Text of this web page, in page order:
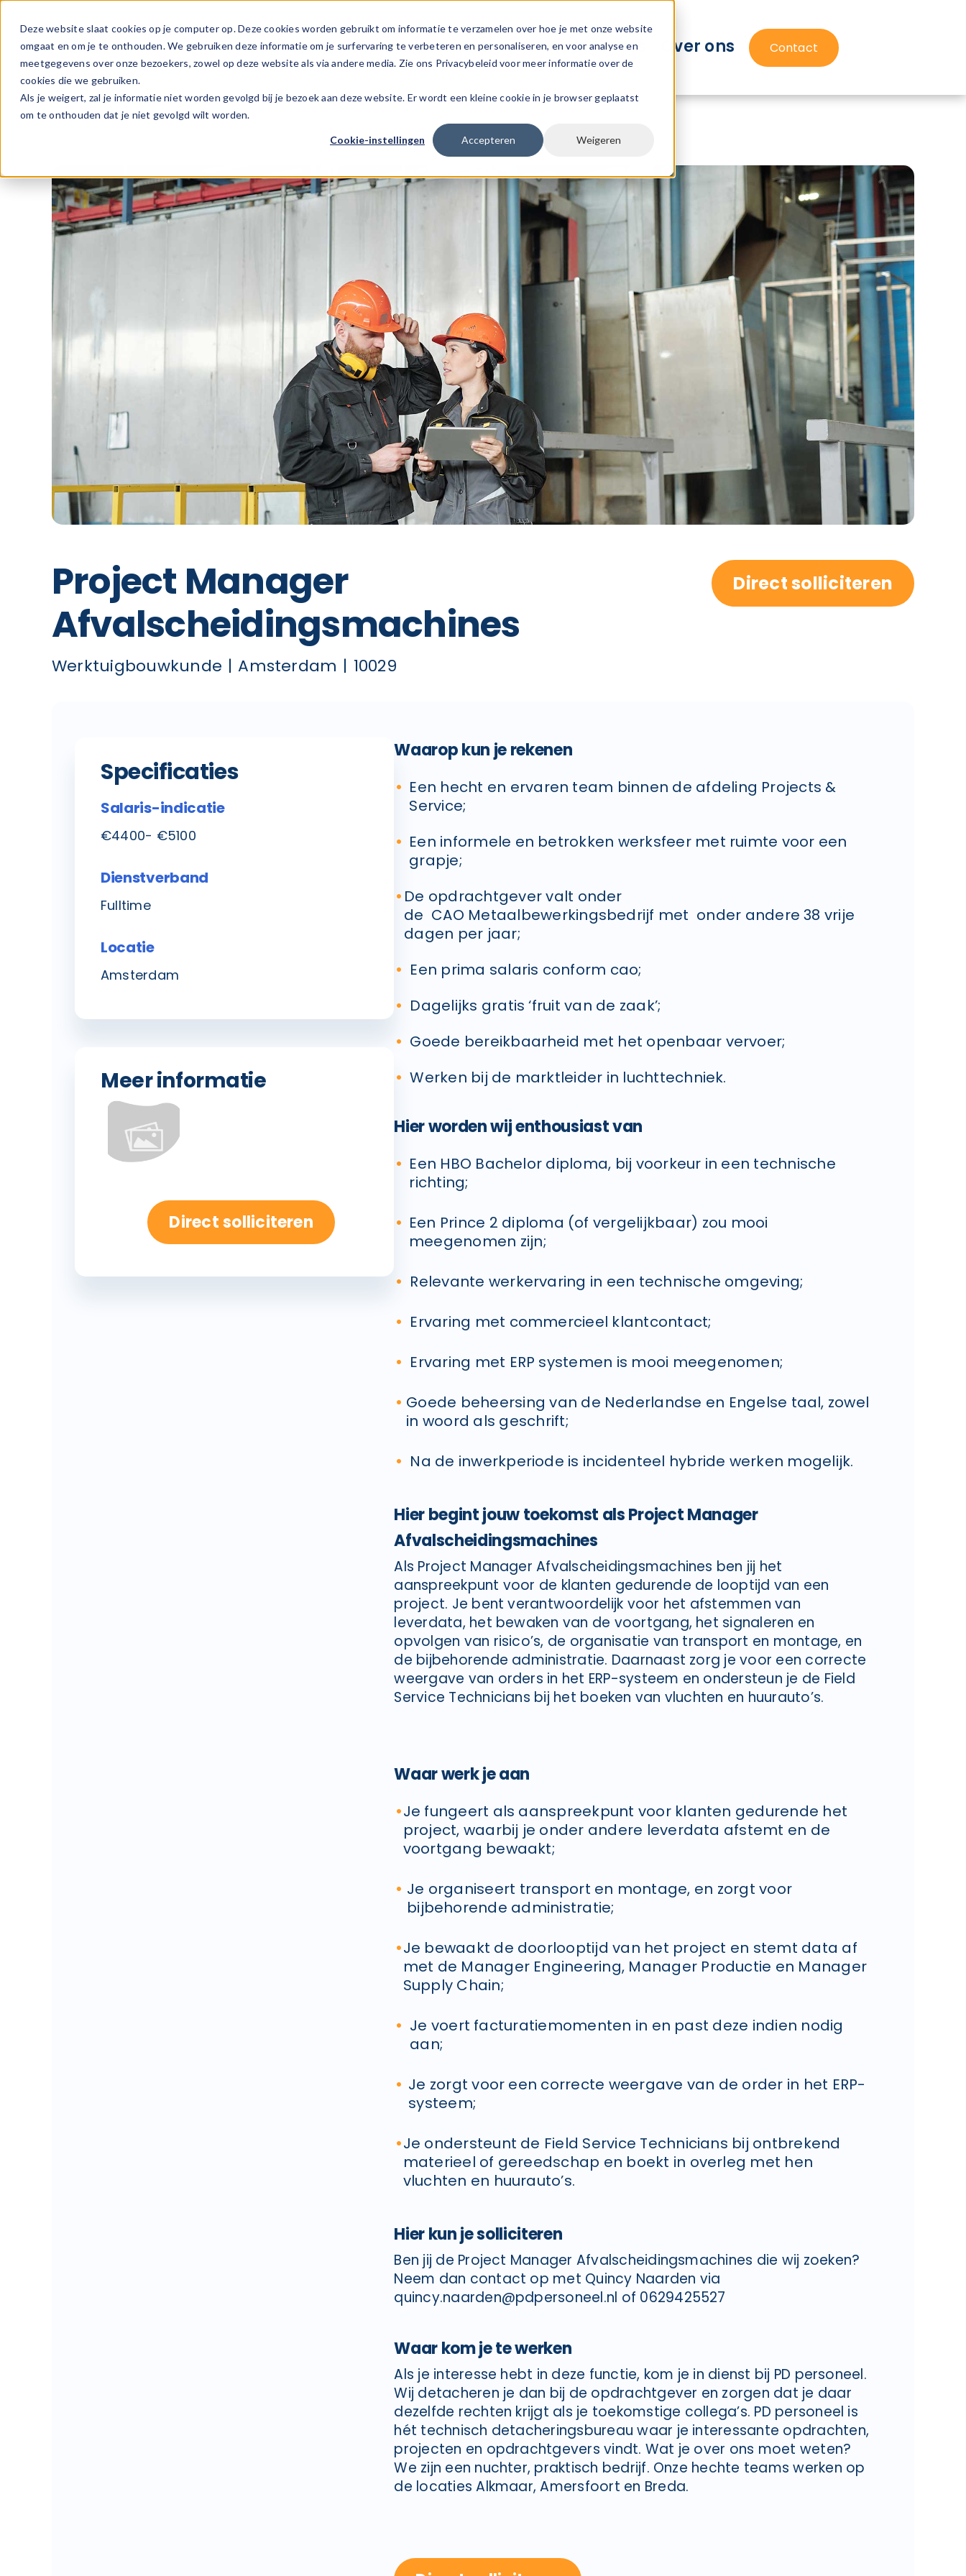
Deze website slaat cookies op je computer op. Deze cookies worden gebruikt om informatie te verzamelen over hoe je met onze website
omgaat en om je te onthouden. We gebruiken deze informatie om je surfervaring te verbeteren en personaliseren, en voor analyse en
meetgegevens over onze bezoekers, zowel op deze website als via andere media. Zie ons Privacybeleid voor meer informatie over de
cookies die we gebruiken.
Als je weigert, zal je informatie niet worden gevolgd bij je bezoek aan deze website. Er wordt een kleine cookie in je browser geplaatst
om te onthouden dat je niet gevolgd wilt worden.
Cookie-instellingen Accepteren Weigeren
naar
inhoud
Vacatures Voor werknemers Voor werkgevers Over ons Contact
Project Manager
Afvalscheidingsmachines
Werktuigbouwkunde Amsterdam 10029
Direct solliciteren
Specificaties
Salaris-indicatie
€4400- €5100
Dienstverband
Fulltime
Locatie
Amsterdam
Meer informatie
Direct solliciteren
Waarop kun je rekenen
Een hecht en ervaren team binnen de afdeling Projects &
Service;
Een informele en betrokken werksfeer met ruimte voor een
grapje;
De opdrachtgever valt onder
de CAO Metaalbewerkingsbedrijf met onder andere 38 vrije
dagen per jaar;
Een prima salaris conform cao;
Dagelijks gratis ‘fruit van de zaak’;
Goede bereikbaarheid met het openbaar vervoer;
Werken bij de marktleider in luchttechniek.
Hier worden wij enthousiast van
Een HBO Bachelor diploma, bij voorkeur in een technische
richting;
Een Prince 2 diploma (of vergelijkbaar) zou mooi
meegenomen zijn;
Relevante werkervaring in een technische omgeving;
Ervaring met commercieel klantcontact;
Ervaring met ERP systemen is mooi meegenomen;
Goede beheersing van de Nederlandse en Engelse taal, zowel
in woord als geschrift;
Na de inwerkperiode is incidenteel hybride werken mogelijk.
Hier begint jouw toekomst als Project Manager
Afvalscheidingsmachines
Als Project Manager Afvalscheidingsmachines ben jij het
aanspreekpunt voor de klanten gedurende de looptijd van een
project. Je bent verantwoordelijk voor het afstemmen van
leverdata, het bewaken van de voortgang, het signaleren en
opvolgen van risico’s, de organisatie van transport en montage, en
de bijbehorende administratie. Daarnaast zorg je voor een correcte
weergave van orders in het ERP-systeem en ondersteun je de Field
Service Technicians bij het boeken van vluchten en huurauto’s.
Waar werk je aan
Je fungeert als aanspreekpunt voor klanten gedurende het
project, waarbij je onder andere leverdata afstemt en de
voortgang bewaakt;
Je organiseert transport en montage, en zorgt voor
bijbehorende administratie;
Je bewaakt de doorlooptijd van het project en stemt data af
met de Manager Engineering, Manager Productie en Manager
Supply Chain;
Je voert facturatiemomenten in en past deze indien nodig
aan;
Je zorgt voor een correcte weergave van de order in het ERP-
systeem;
Je ondersteunt de Field Service Technicians bij ontbrekend
materieel of gereedschap en boekt in overleg met hen
vluchten en huurauto’s.
Hier kun je solliciteren
Ben jij de Project Manager Afvalscheidingsmachines die wij zoeken?
Neem dan contact op met Quincy Naarden via
quincy.naarden@pdpersoneel.nl of 0629425527
Waar kom je te werken
Als je interesse hebt in deze functie, kom je in dienst bij PD personeel.
Wij detacheren je dan bij de opdrachtgever en zorgen dat je daar
dezelfde rechten krijgt als je toekomstige collega’s. PD personeel is
hét technisch detacheringsbureau waar je interessante opdrachten,
projecten en opdrachtgevers vindt. Wat je over ons moet weten?
We zijn een nuchter, praktisch bedrijf. Onze hechte teams werken op
de locaties Alkmaar, Amersfoort en Breda.